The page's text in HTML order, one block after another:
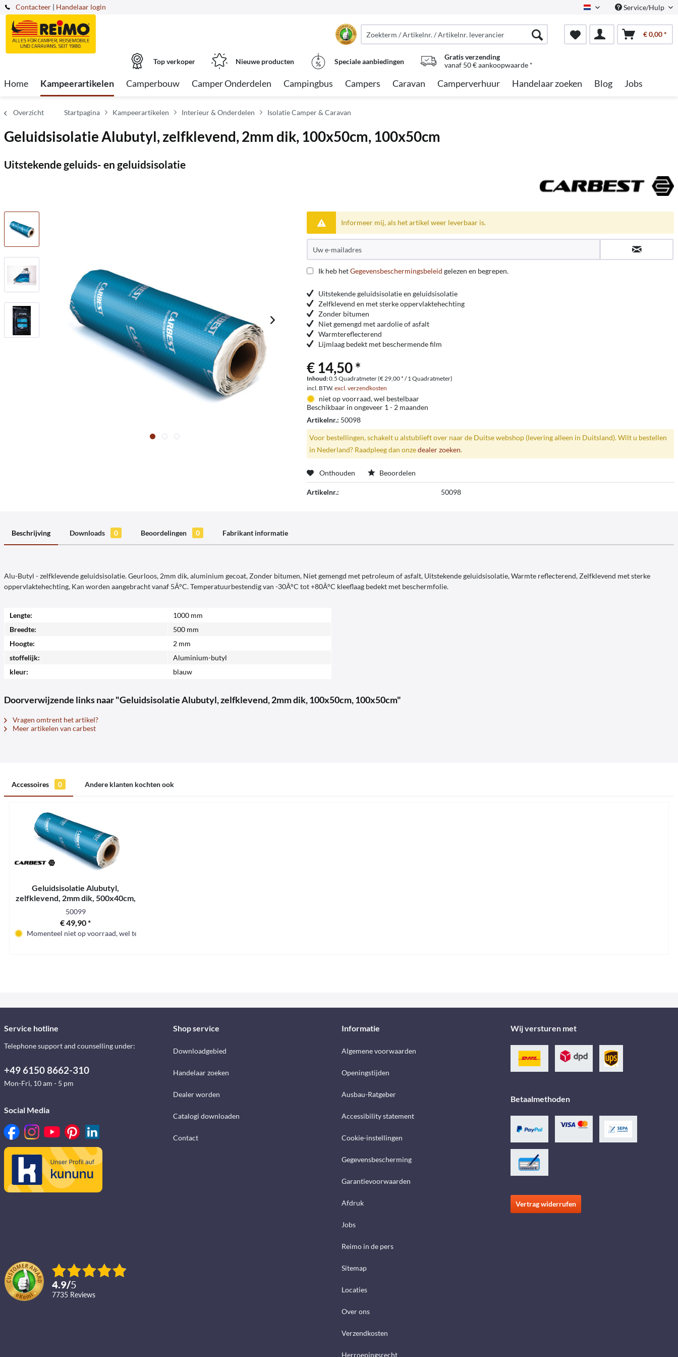
Contacteer Dutch Service/Hulp
| Handelaar login
€ 0,00 *
Top verkoper Nieuwe producten Speciale aanbiedingen
Gratis verzending
vanaf 50 € aankoopwaarde *
Home Kampeerartikelen Camperbouw Camper Onderdelen Campingbus Campers Caravan Camperverhuur Handelaar zoeken Blog Jobs
Overzicht Startpagina Kampeerartikelen Interieur & Onderdelen Isolatie Camper & Caravan
Geluidsisolatie Alubutyl, zelfklevend, 2mm dik, 100x50cm, 100x50cm
Uitstekende geluids- en geluidsisolatie
Informeer mij, als het artikel weer leverbaar is.
Ik heb hetGegevensbeschermingsbeleid gelezen en begrepen.
Uitstekende geluidsisolatie en geluidsisolatie
Zelfklevend en met sterke oppervlaktehechting
Zonder bitumen
Niet gemengd met aardolie of asfalt
Warmtereflecterend
Lijmlaag bedekt met beschermende film
€ 14,50 *
Inhoud:0.5 Quadratmeter (€ 29,00 * / 1 Quadratmeter)
incl. BTW.excl. verzendkosten
niet op voorraad, wel bestelbaar
Beschikbaar in ongeveer 1 - 2 maanden
Artikelnr.: 50098
Voor bestellingen, schakelt u alstublieft over naar de Duitse webshop (levering alleen in Duitsland). Wilt u bestellen
in Nederland? Raadpleeg dan onzedealer zoeken.
Onthouden Beoordelen
Artikelnr.: 50098
Beschrijving Downloads 0 Beoordelingen 0 Fabrikant informatie
Alu-Butyl - zelfklevende geluidsisolatie. Geurloos, 2mm dik, aluminium gecoat, Zonder bitumen, Niet gemengd met petroleum of asfalt, Uitstekende geluidsisolatie, Warmte reflecterend, Zelfklevend met sterke
oppervlaktehechting, Kan worden aangebracht vanaf 5Â°C. Temperatuurbestendig van -30Â°C tot +80Â°C kleeflaag bedekt met beschermfolie.
Lengte:
1000 mm
Breedte:
500 mm
Hoogte:
2 mm
stoffelijk:
Aluminium-butyl
kleur:
blauw
Doorverwijzende links naar "Geluidsisolatie Alubutyl, zelfklevend, 2mm dik, 100x50cm, 100x50cm"
Vragen omtrent het artikel?
Meer artikelen van carbest
Accessoires 0 Andere klanten kochten ook
Geluidsisolatie Alubutyl,
zelfklevend, 2mm dik, 500x40cm,
500x40cm
50099
€ 49,90 *
Momenteel niet op voorraad, wel te bestellen
Service hotline
Telephone support and counselling under:
+49 6150 8662-310
Mon-Fri, 10 am - 5 pm
Social Media
4.9/5
7735 reviews
Shop service
Downloadgebied
Handelaar zoeken
Dealer worden
Catalogi downloaden
Contact
Informatie
Algemene voorwaarden
Openingstijden
Ausbau-Ratgeber
Accessibility statement
Cookie-instellingen
Gegevensbescherming
Garantievoorwaarden
Afdruk
Jobs
Reimo in de pers
Sitemap
Locaties
Over ons
Verzendkosten
Herroepingsrecht
Wij versturen met
Betaalmethoden
Vertrag widerrufen